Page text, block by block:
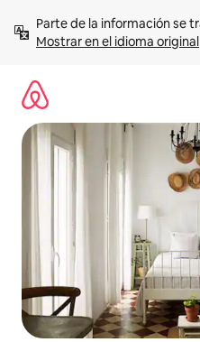
contenidoMostrar en el idioma original